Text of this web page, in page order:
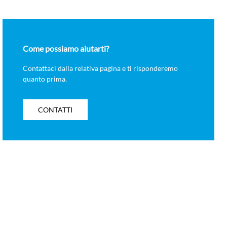
Come possiamo aiutarti?
Contattaci dalla relativa pagina e ti risponderemo
quanto prima.
CONTATTI